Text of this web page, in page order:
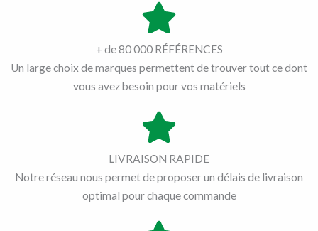
+ de 80 000 RÉFÉRENCES
Un large choix de marques permettent de trouver tout ce dont
vous avez besoin pour vos matériels
LIVRAISON RAPIDE
Notre réseau nous permet de proposer un délais de livraison
optimal pour chaque commande